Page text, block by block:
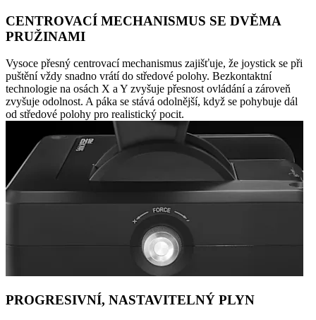
CENTROVACÍ MECHANISMUS SE DVĚMA
PRUŽINAMI
Vysoce přesný centrovací mechanismus zajišťuje, že joystick se při
puštění vždy snadno vrátí do středové polohy. Bezkontaktní
technologie na osách X a Y zvyšuje přesnost ovládání a zároveň
zvyšuje odolnost. A páka se stává odolnější, když se pohybuje dál
od středové polohy pro realistický pocit.
PROGRESIVNÍ, NASTAVITELNÝ PLYN